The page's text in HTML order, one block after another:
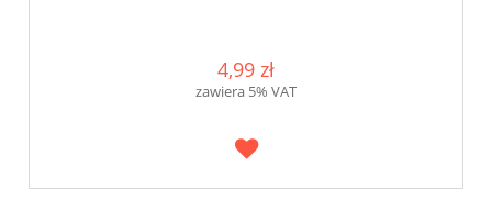
4,99 zł
zawiera 5% VAT